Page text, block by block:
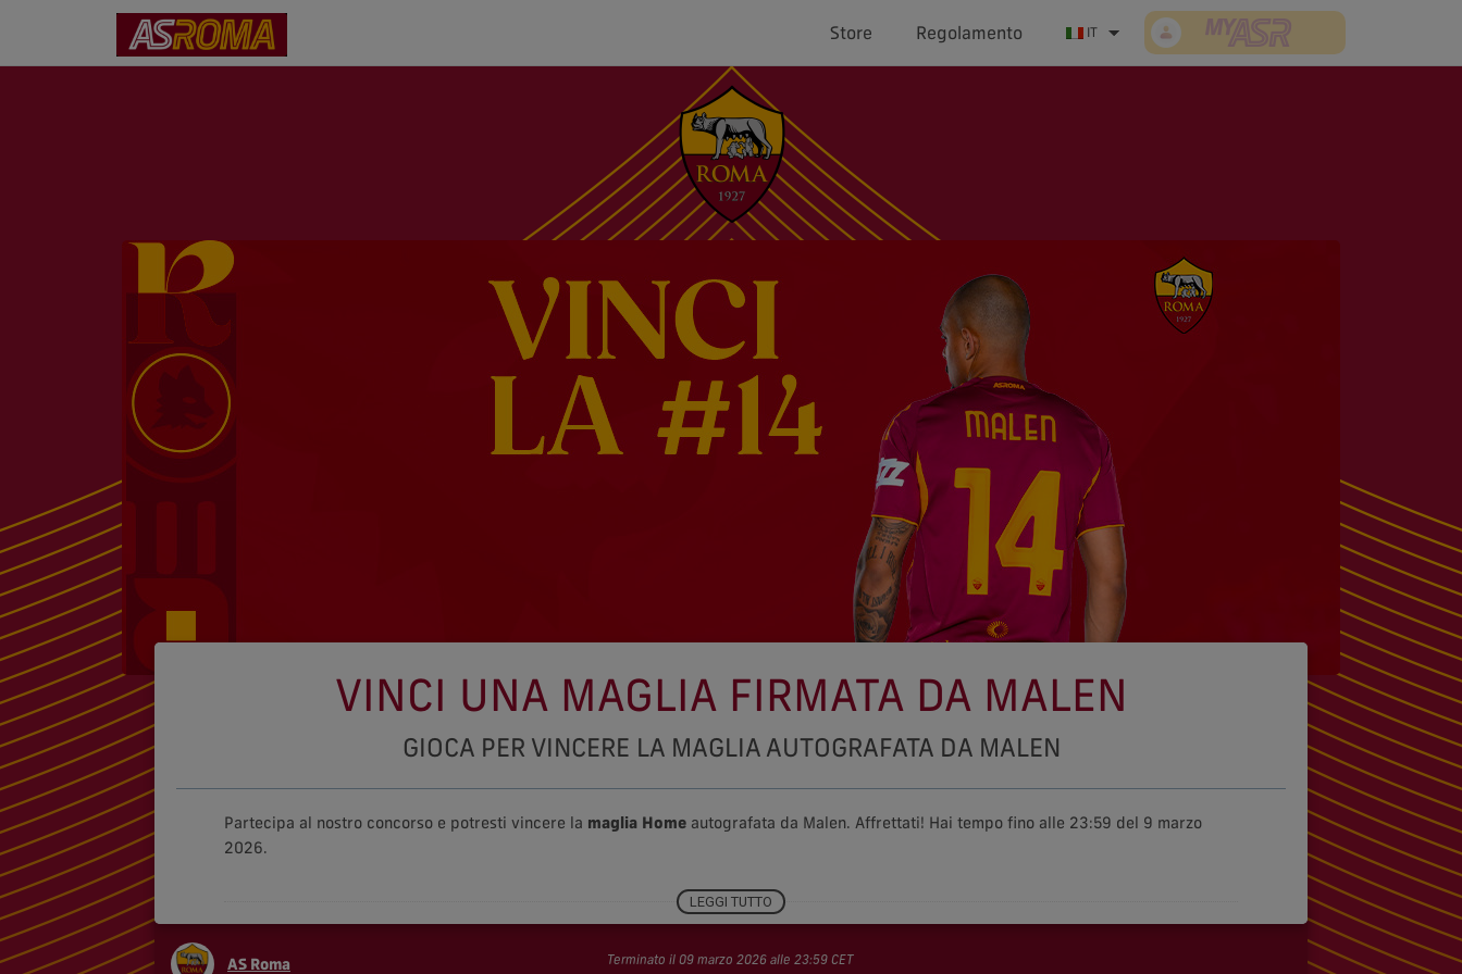
Store Regolamento IT Accedi/Registrati
VINCI UNA MAGLIA FIRMATA DA MALEN
GIOCA PER VINCERE LA MAGLIA AUTOGRAFATA DA MALEN
Partecipa al nostro concorso e potresti vincere la maglia Home autografata da Malen. Affrettati! Hai tempo fino alle 23:59 del 9 marzo
2026.
LEGGI TUTTO
AS Roma Terminato il 09 marzo 2026 alle 23:59 CET